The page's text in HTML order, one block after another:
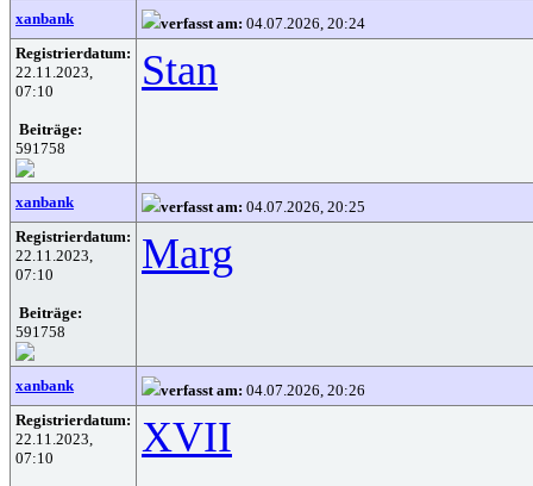
xanbank verfasst am: 04.07.2026, 20:24
Registrierdatum:
22.11.2023,
07:10
Beiträge:
591758
Stan
xanbank verfasst am: 04.07.2026, 20:25
Registrierdatum:
22.11.2023,
07:10
Beiträge:
591758
Marg
xanbank verfasst am: 04.07.2026, 20:26
Registrierdatum:
22.11.2023,
07:10
XVII